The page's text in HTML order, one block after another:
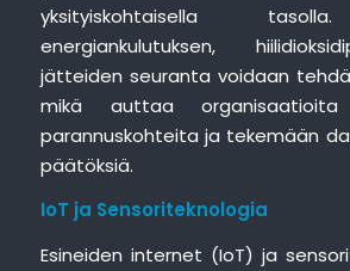
yksityiskohtaisella
energiankulutuksen,
jätteiden seuranta voidaan
mikä auttaa organisaatioita
parannuskohteita ja tekemään
päätöksiä.
IoT ja Sensoriteknologia
Esineiden internet (IoT) ja